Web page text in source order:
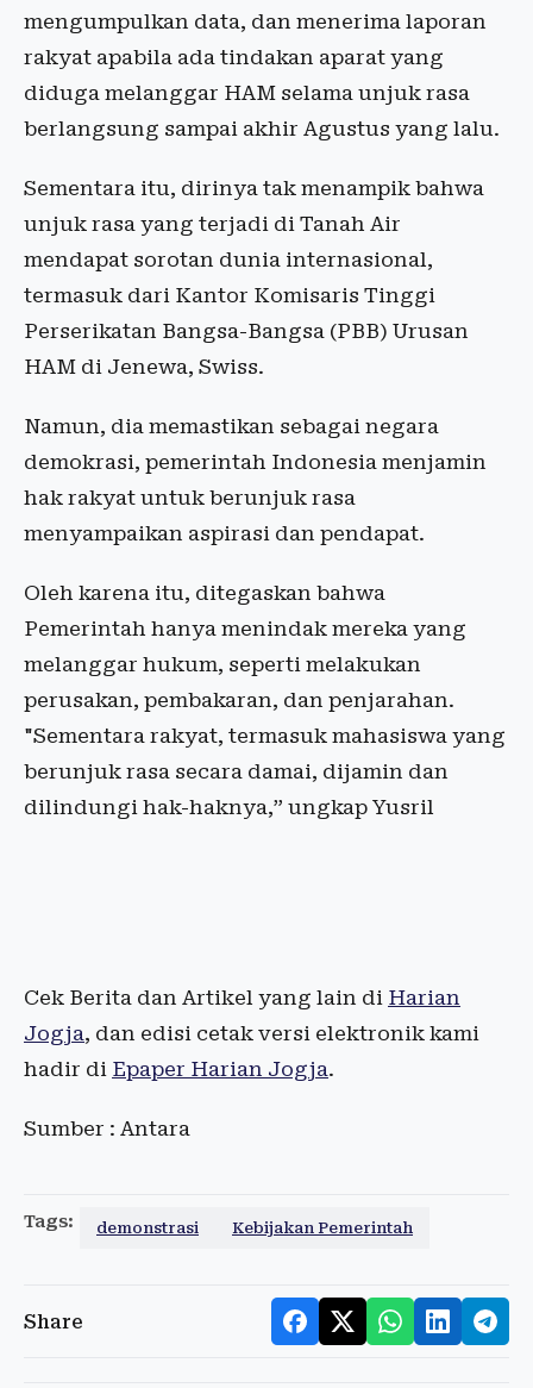
mengumpulkan data, dan menerima laporan
rakyat apabila ada tindakan aparat yang
diduga melanggar HAM selama unjuk rasa
berlangsung sampai akhir Agustus yang lalu.
Sementara itu, dirinya tak menampik bahwa
unjuk rasa yang terjadi di Tanah Air
mendapat sorotan dunia internasional,
termasuk dari Kantor Komisaris Tinggi
Perserikatan Bangsa-Bangsa (PBB) Urusan
HAM di Jenewa, Swiss.
Namun, dia memastikan sebagai negara
demokrasi, pemerintah Indonesia menjamin
hak rakyat untuk berunjuk rasa
menyampaikan aspirasi dan pendapat.
Oleh karena itu, ditegaskan bahwa
Pemerintah hanya menindak mereka yang
melanggar hukum, seperti melakukan
perusakan, pembakaran, dan penjarahan.
"Sementara rakyat, termasuk mahasiswa yang
berunjuk rasa secara damai, dijamin dan
dilindungi hak-haknya,” ungkap Yusril
Cek Berita dan Artikel yang lain di Harian
Jogja, dan edisi cetak versi elektronik kami
hadir di Epaper Harian Jogja.
Sumber : Antara
Tags: demonstrasi Kebijakan Pemerintah
Share